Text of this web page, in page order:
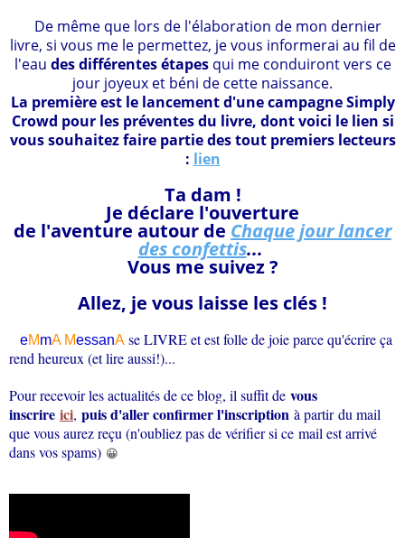
De même que lors de l'élaboration de mon dernier
livre, si vous me le permettez, je vous informerai au fil de
l'eau des différentes étapesqui me conduiront vers ce
jour joyeux et béni de cette naissance.
La première est le lancement d'une campagne Simply
Crowd pour les préventes du livre, dont voici le lien si
vous souhaitez faire partie des tout premiers lecteurs
: lien
Ta dam !
Je déclare l'ouverture
de l'aventure autour de Chaque jour lancer
des confettis...
Vous me suivez ?
Allez, je vous laisse les clés !
eMmA MessanA se LIVRE et est folle de joie parce qu'écrire ça
rend heureux (et lire aussi!)...
Pour recevoir les actualités de ce blog, il suffit de vous
inscrire ici, puis d'aller confirmer l'inscription à partir du mail
que vous aurez reçu (n'oubliez pas de vérifier si ce mail est arrivé
dans vos spams) 😀